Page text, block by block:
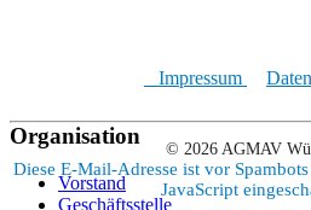
Impressum
© 2026 AGMAV
Diese E-Mail-Adresse ist vor
JavaScript
Organisation
Vorstand
Geschäftsstelle